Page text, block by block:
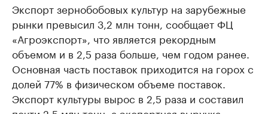
Экспорт зернобобовых культур на зарубежные
рынки превысил 3,2 млн тонн, сообщает ФЦ
«Агроэкспорт», что является рекордным
объемом и в 2,5 раза больше, чем годом ранее.
Основная часть поставок приходится на горох с
долей 77% в физическом объеме поставок.
Экспорт культуры вырос в 2,5 раза и составил